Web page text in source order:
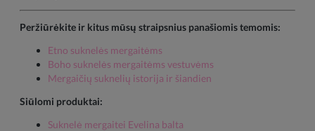
Peržiūrėkite ir kitus mūsų straipsnius panašiomis temomis:
Etno suknelės mergaitėms
Boho suknelės mergaitėms vestuvėms
Mergaičių suknelių istorija ir šiandien
Siūlomi produktai:
Suknelė mergaitei Evelina balta